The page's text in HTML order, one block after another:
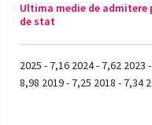
Ultima medie de
de stat
2025 - 7,16 2024 - 7,62 2023
8,98 2019 - 7,25 2018 - 7,34